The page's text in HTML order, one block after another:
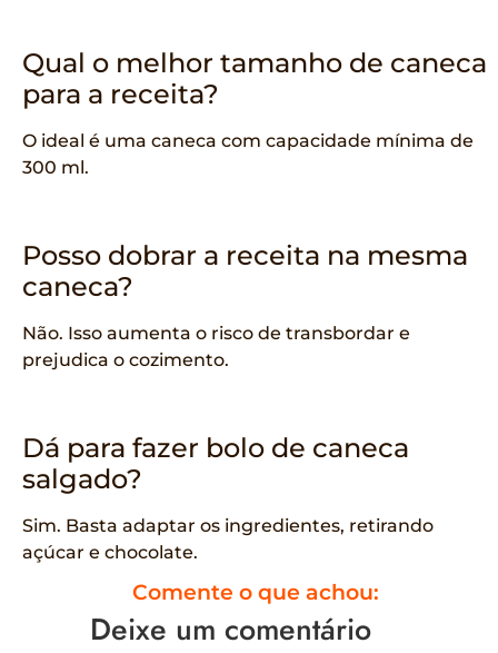
Qual o melhor tamanho de caneca
para a receita?
O ideal é uma caneca com capacidade mínima de
300 ml.
Posso dobrar a receita na mesma
caneca?
Não. Isso aumenta o risco de transbordar e
prejudica o cozimento.
Dá para fazer bolo de caneca
salgado?
Sim. Basta adaptar os ingredientes, retirando
açúcar e chocolate.
Comente o que achou:
Deixe um comentário